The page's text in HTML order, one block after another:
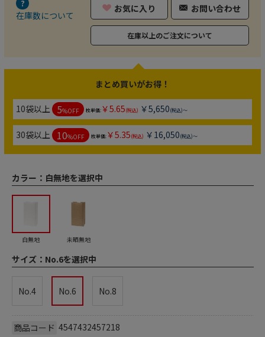
在庫数について
お気に入り お問い合わせ
在庫以上のご注文について
まとめ買いがお得！
10袋以上 5%OFF 枚単価:￥5.65(税込) ￥5,650(税込)～
30袋以上 10%OFF 枚単価:￥5.35(税込) ￥16,050(税込)～
カラー： 白無地を選択中
白無地 未晒無地
サイズ： No.6を選択中
No.4 No.6 No.8
商品コード 4547432457218